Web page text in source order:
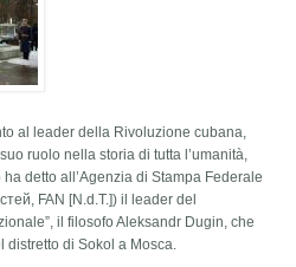
al leader della Rivoluzione cubana,
ruolo nella storia di tutta l’umanità,
detto all’Agenzia di Stampa Federale
FAN [N.d.T.]) il leader del
il filosofo Aleksandr Dugin, che
distretto di Sokol a Mosca.